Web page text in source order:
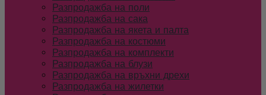
Разпродажба на поли
Разпродажба на сака
Разпродажба на якета и палта
Разпродажба на костюми
Разпродажба на комплекти
Разпродажба на блузи
Разпродажба на връхни дрехи
Разпродажба на жилетки